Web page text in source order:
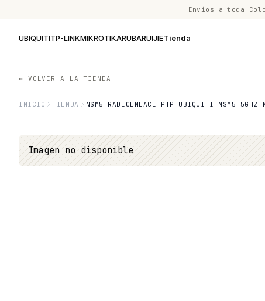
Envíos a toda
UBIQUITITP-LINKMIKROTIKARUBARUIJIETienda
← VOLVER A LA TIENDA
INICIO TIENDA NSM5 RADIOENLACE PTP UBIQUITI NSM5 5GHZ
Imagen no disponible